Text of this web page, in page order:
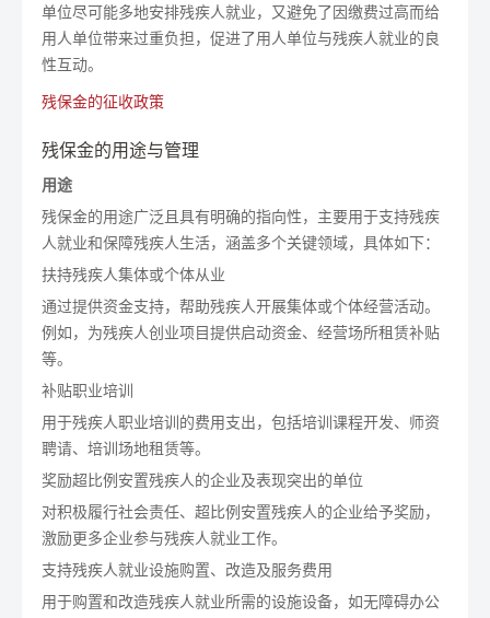
单位尽可能多地安排残疾人就业，又避免了因缴费过高而给
用人单位带来过重负担，促进了用人单位与残疾人就业的良
性互动。
残保金的征收政策
残保金的用途与管理
用途
残保金的用途广泛且具有明确的指向性，主要用于支持残疾
人就业和保障残疾人生活，涵盖多个关键领域，具体如下：
扶持残疾人集体或个体从业
通过提供资金支持，帮助残疾人开展集体或个体经营活动。
例如，为残疾人创业项目提供启动资金、经营场所租赁补贴
等。
补贴职业培训
用于残疾人职业培训的费用支出，包括培训课程开发、师资
聘请、培训场地租赁等。
奖励超比例安置残疾人的企业及表现突出的单位
对积极履行社会责任、超比例安置残疾人的企业给予奖励，
激励更多企业参与残疾人就业工作。
支持残疾人就业设施购置、改造及服务费用
用于购置和改造残疾人就业所需的设施设备，如无障碍办公